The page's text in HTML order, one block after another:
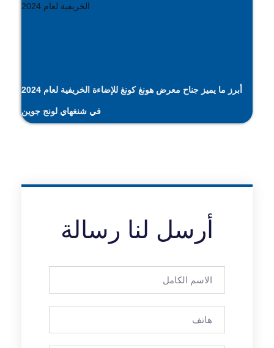
أبرز ما يميز جناح معرض هونغ كونغ للإضاءة الخريفية لعام 2024
في شنغهاي لونج جوين
أرسل لنا رسالة